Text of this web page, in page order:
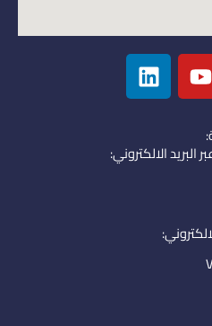
Y
o
u
u
b
L
i
n
e
d
الالكتروني: